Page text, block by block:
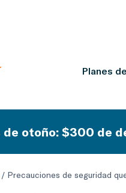
Planes
de otoño: $300 de
/ Precauciones de seguridad